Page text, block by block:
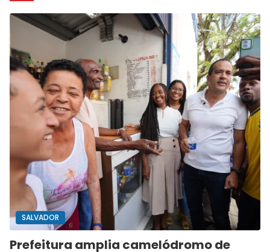
SALVADOR
Prefeitura amplia camelódromo de